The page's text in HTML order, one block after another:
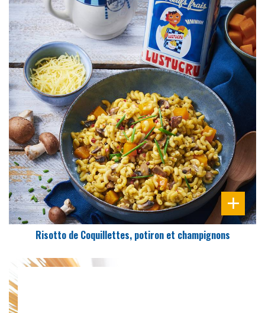
DIFFICULTÉ
PRÉPARATION
10 Min
Risotto de Coquillettes, potiron et champignons